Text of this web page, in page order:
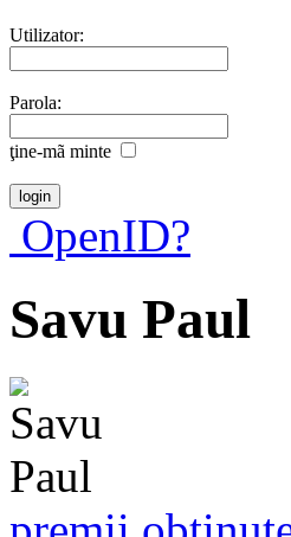
Utilizator:
Parola:
ţine-mã minte
OpenID?
Savu Paul